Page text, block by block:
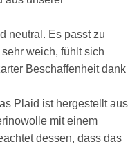
neutral. Es passt zu
weich, fühlt sich
Beschaffenheit dank
Plaid ist hergestellt aus
mit einem
dessen, dass das